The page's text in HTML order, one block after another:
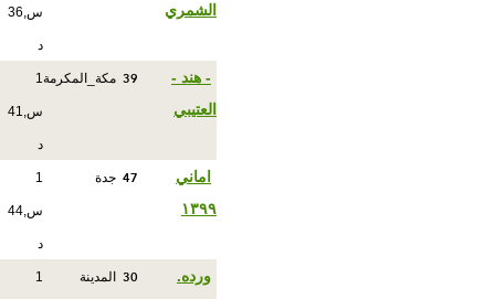
الشمري
س,36
د
- هند -
العتيبي
39 مكة_المكرمة1
س,41
د
اماني
١٣٩٩
47 جدة 1
س,44
د
ورده. 30 المدينة 1